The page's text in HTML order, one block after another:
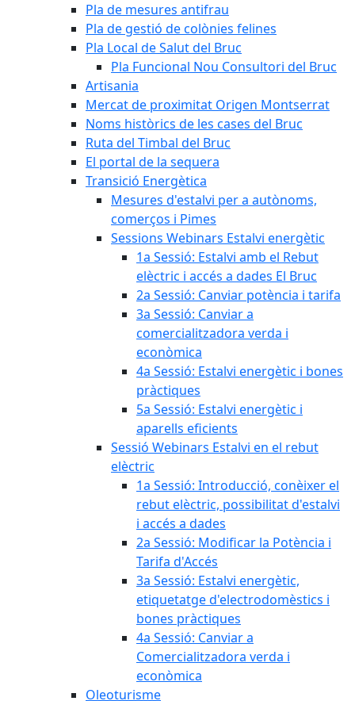
Pla de mesures antifrau
Pla de gestió de colònies felines
Pla Local de Salut del Bruc
Pla Funcional Nou Consultori del Bruc
Artisania
Mercat de proximitat Origen Montserrat
Noms històrics de les cases del Bruc
Ruta del Timbal del Bruc
El portal de la sequera
Transició Energètica
Mesures d'estalvi per a autònoms,
comerços i Pimes
Sessions Webinars Estalvi energètic
1a Sessió: Estalvi amb el Rebut
elèctric i accés a dades El Bruc
2a Sessió: Canviar potència i tarifa
3a Sessió: Canviar a
comercialitzadora verda i
econòmica
4a Sessió: Estalvi energètic i bones
pràctiques
5a Sessió: Estalvi energètic i
aparells eficients
Sessió Webinars Estalvi en el rebut
elèctric
1a Sessió: Introducció, conèixer el
rebut elèctric, possibilitat d'estalvi
i accés a dades
2a Sessió: Modificar la Potència i
Tarifa d'Accés
3a Sessió: Estalvi energètic,
etiquetatge d'electrodomèstics i
bones pràctiques
4a Sessió: Canviar a
Comercialitzadora verda i
econòmica
Oleoturisme